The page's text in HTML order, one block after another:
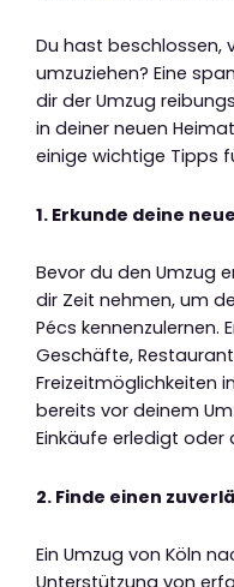
Du hast beschlossen,
umzuziehen? Eine
dir der Umzug
in deiner neuen
einige wichtige Tipps
1. Erkunde deine
Bevor du den Umzug
dir Zeit nehmen, um
Pécs kennenzulernen.
Geschäfte,
Freizeitmöglichkeiten
bereits vor deinem
Einkäufe erledigt oder
2. Finde einen
Ein Umzug von Köln